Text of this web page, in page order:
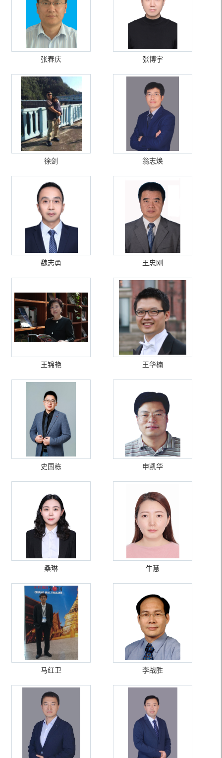
张春庆 张博宇
徐剑 翁志焕
魏志勇 王忠刚
王锦艳 王华楠
史国栋 申凯华
桑琳 牛慧
马红卫 李战胜